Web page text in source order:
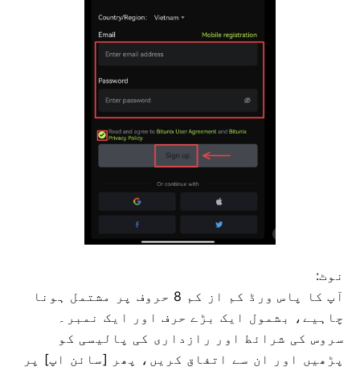
نوٹ:
آپ کا پاس ورڈ کم از کم 8 حروف پر مشتمل ہونا
چاہیے، بشمول ایک بڑے حرف اور ایک نمبر۔
سروس کی شرائط اور رازداری کی پالیسی کو
پڑھیں اور ان سے اتفاق کریں، پھر [سائن اپ] پر